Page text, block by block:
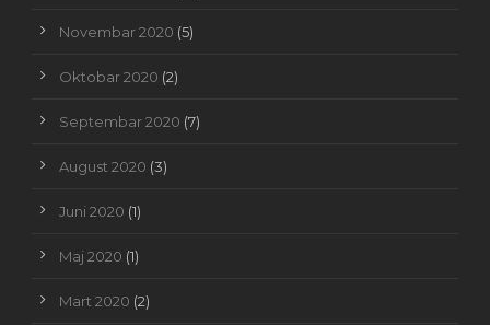
Novembar 2020 (5)
Oktobar 2020 (2)
Septembar 2020 (7)
August 2020 (3)
Juni 2020 (1)
Maj 2020 (1)
Mart 2020 (2)